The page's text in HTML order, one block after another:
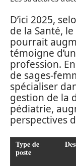
D’ici 2025,
de la Santé,
pourrait
témoigne
profession.
de sages-
spécialiser
gestion de la
pédiatrie,
perspectives
Type de
poste